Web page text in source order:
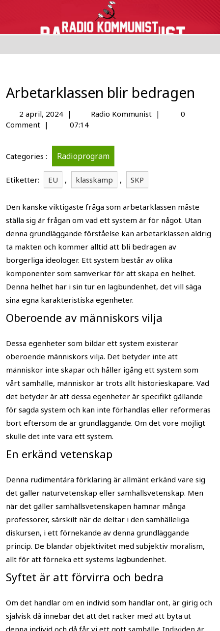
Arbetarklassen blir bedragen
2 april, 2024 | Radio Kommunist |
0
Comment | 07:14
Categories : Radioprogram
Etiketter: EU , klasskamp , SKP
Den kanske viktigaste fråga som arbetarklassen måste
ställa sig är frågan om vad ett system är för något. Utan
denna grundläggande förståelse kan arbetarklassen aldrig
ta makten och kommer alltid att bli bedragen av
borgerliga ideologer. Ett system består av olika
komponenter som samverkar för att skapa en helhet.
Denna helhet har i sin tur en lagbundenhet, det vill säga
sina egna karakteristiska egenheter.
Oberoende av människors vilja
Dessa egenheter som bildar ett system existerar
oberoende människors vilja. Det betyder inte att
människor inte skapar och håller igång ett system som
vårt samhälle, människor är trots allt historieskapare. Vad
det betyder är att dessa egenheter är specifikt gällande
för sagda system och kan inte förhandlas eller reformeras
bort eftersom de är grundläggande. Om det vore möjligt
skulle det inte vara ett system.
En erkänd vetenskap
Denna rudimentära förklaring är allmänt erkänd vare sig
det gäller naturvetenskap eller samhällsvetenskap. Men
när det gäller samhällsvetenskapen hamnar många
professorer, särskilt när de deltar i den samhälleliga
diskursen, i ett förnekande av denna grundläggande
princip. De blandar objektivitet med subjektiv moralism,
allt för att förneka ett systems lagbundenhet.
Syftet är att förvirra och bedra
Om det handlar om en individ som handlar ont, är girig och
självisk då innebär det att det räcker med att byta ut